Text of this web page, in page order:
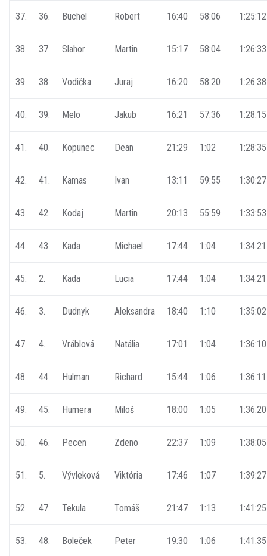
37. 36. Buchel Robert 16:40 58:06 1:25:12
38. 37. Slahor Martin 15:17 58:04 1:26:33
39. 38. Vodička Juraj 16:20 58:20 1:26:38
40. 39. Melo Jakub 16:21 57:36 1:28:15
41. 40. Kopunec Dean 21:29 1:02 1:28:35
42. 41. Kamas Ivan 13:11 59:55 1:30:27
43. 42. Kodaj Martin 20:13 55:59 1:33:53
44. 43. Kada Michael 17:44 1:04 1:34:21
45. 2. Kada Lucia 17:44 1:04 1:34:21
46. 3. Dudnyk Aleksandra 18:40 1:10 1:35:02
47. 4. Vráblová Natália 17:01 1:04 1:36:10
48. 44. Hulman Richard 15:44 1:06 1:36:11
49. 45. Humera Miloš 18:00 1:05 1:36:20
50. 46. Pecen Zdeno 22:37 1:09 1:38:05
51. 5. Vývleková Viktória 17:46 1:07 1:39:27
52. 47. Tekula Tomáš 21:47 1:13 1:41:25
53. 48. Boleček Peter 19:30 1:06 1:41:35